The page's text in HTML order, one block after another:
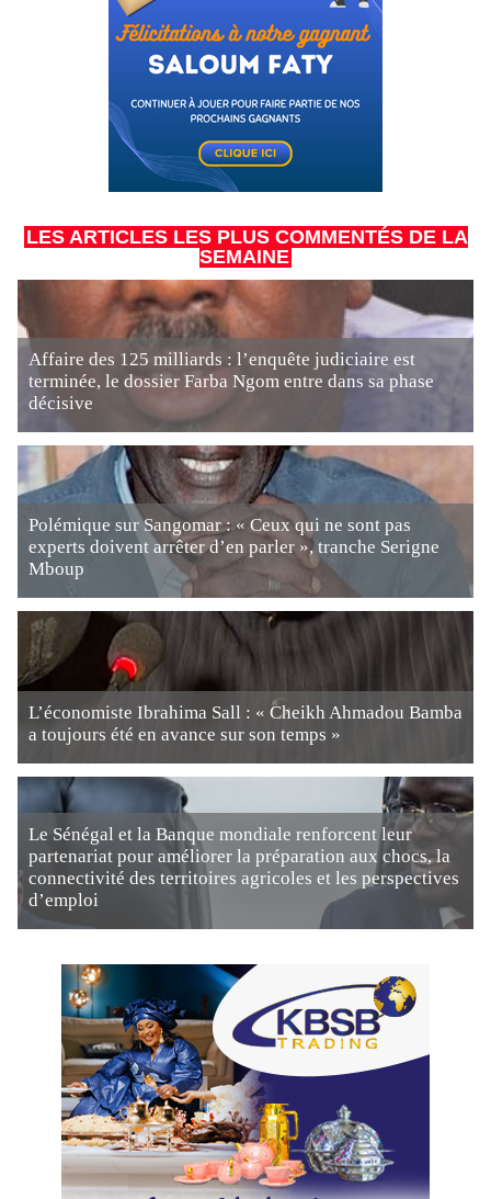
LES ARTICLES LES PLUS COMMENTÉS DE LA
SEMAINE
Affaire des 125 milliards : l’enquête judiciaire est
terminée, le dossier Farba Ngom entre dans sa phase
décisive
Polémique sur Sangomar : « Ceux qui ne sont pas
experts doivent arrêter d’en parler », tranche Serigne
Mboup
L’économiste Ibrahima Sall : « Cheikh Ahmadou Bamba
a toujours été en avance sur son temps »
Le Sénégal et la Banque mondiale renforcent leur
partenariat pour améliorer la préparation aux chocs, la
connectivité des territoires agricoles et les perspectives
d’emploi